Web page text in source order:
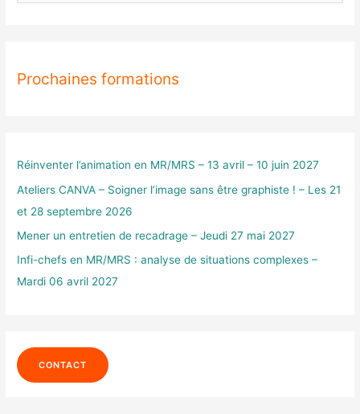
e
e
r
Prochaines formations
Réinventer l’animation en MR/MRS – 13 avril – 10 juin 2027
Ateliers CANVA – Soigner l’image sans être graphiste ! – Les 21
et 28 septembre 2026
Mener un entretien de recadrage – Jeudi 27 mai 2027
Infi-chefs en MR/MRS : analyse de situations complexes –
Mardi 06 avril 2027
CONTACT